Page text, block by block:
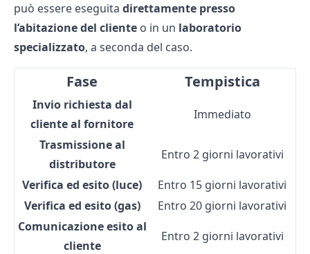
può essere eseguita direttamente presso
l’abitazione del cliente o in un laboratorio
specializzato, a seconda del caso.
Fase Tempistica
Invio richiesta dal
cliente al fornitore
Immediato
Trasmissione al
distributore
Entro 2 giorni lavorativi
Verifica ed esito (luce)
Entro 15 giorni lavorativi
Verifica ed esito (gas)
Entro 20 giorni lavorativi
Comunicazione esito al
cliente
Entro 2 giorni lavorativi